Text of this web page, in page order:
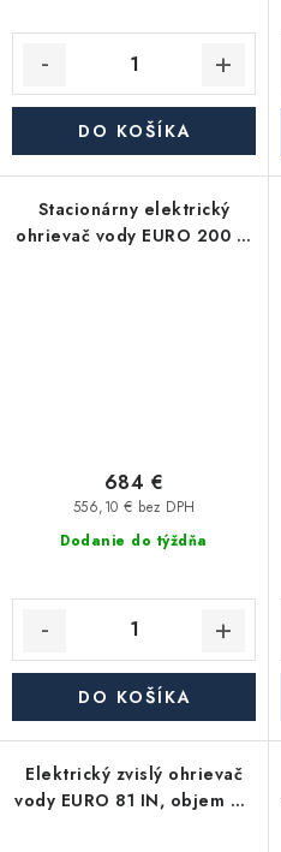
DO KOŠÍKA
Stacionárny elektrický
ohrievač vody EURO 200 S,
Dodanie do týždňa
556,10 € bez DPH
684 €
DO KOŠÍKA
Elektrický zvislý ohrievač
vody EURO 81 IN, objem 80